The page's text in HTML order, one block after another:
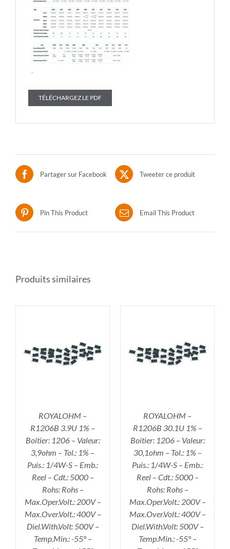
TÉLÉCHARGEZ LE PDF
Partager sur Facebook Tweeter ce produit
Pin This Product Email This Product
Produits similaires
ROYALOHM –
R1206B 3.9U 1% –
Boitier: 1206 – Valeur:
3,9ohm – Tol.: 1% –
Puis.: 1/4W-S – Emb.:
Reel – Cdt.: 5000 –
Rohs: Rohs –
Max.Oper.Volt.: 200V –
Max.Over.Volt.: 400V –
Diel.With.Volt: 500V –
Temp.Min.: -55° –
AJOUTER AU PANIER
/
DÉTAILS
ROYALOHM –
R1206B 30.1U 1% –
Boitier: 1206 – Valeur:
30,1ohm – Tol.: 1% –
Puis.: 1/4W-S – Emb.:
Reel – Cdt.: 5000 –
Rohs: Rohs –
Max.Oper.Volt.: 200V –
Max.Over.Volt.: 400V –
Diel.With.Volt: 500V –
Temp.Min.: -55° –